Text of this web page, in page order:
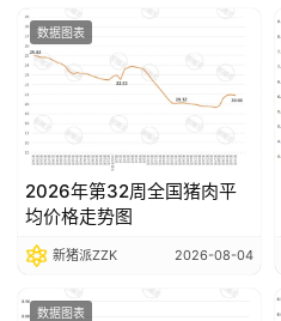
数据图表
2026年第32周全国猪肉平
均价格走势图
新猪派ZZK 2026-08-04
数据图表